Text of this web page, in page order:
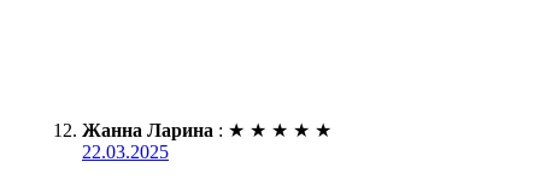
Жанна Ларина : ★ ★ ★ ★ ★
22.03.2025